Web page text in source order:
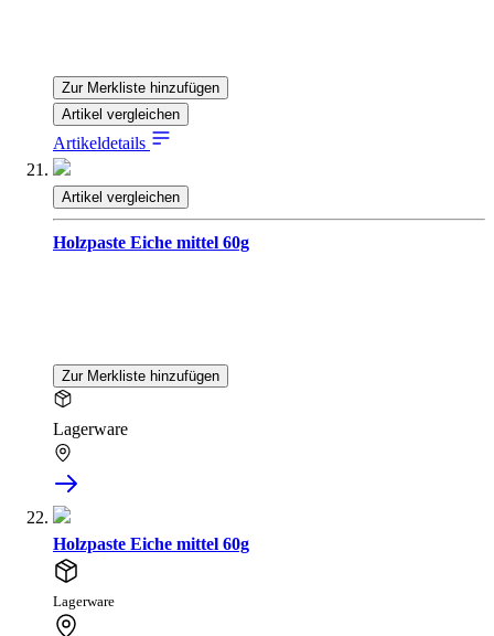
Zur Merkliste hinzufügen
Artikel vergleichen
Artikeldetails
Artikel vergleichen
Holzpaste Eiche mittel 60g
Zur Merkliste hinzufügen
Lagerware
Holzpaste Eiche mittel 60g
Lagerware